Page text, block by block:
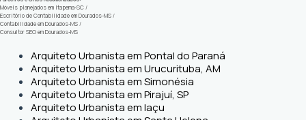
Móveis planejados em Itapema-SC /
Escritório de Contabilidade em Dourados-MS /
Contabilidade em Dourados-MS /
Consultor SEO em Dourados-MS
Arquiteto Urbanista em Pontal do Paraná
Arquiteto Urbanista em Urucurituba, AM
Arquiteto Urbanista em Simonésia
Arquiteto Urbanista em Pirajuí, SP
Arquiteto Urbanista em Iaçu